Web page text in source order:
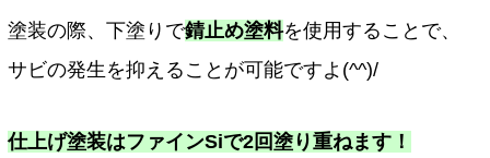
塗装の際、下塗りで錆止め塗料を使用することで、
サビの発生を抑えることが可能ですよ(^^)/
仕上げ塗装はファインSiで2回塗り重ねます！